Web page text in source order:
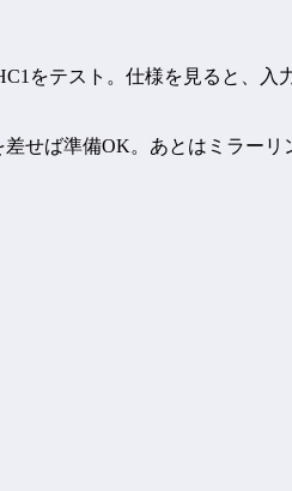
をテスト。仕様を見ると、入
せば準備OK。あとはミラーリ